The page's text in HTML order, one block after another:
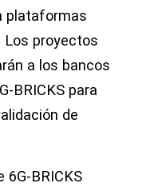
plataformas
proyectos
a los bancos
BRICKS para
de
6G-BRICKS